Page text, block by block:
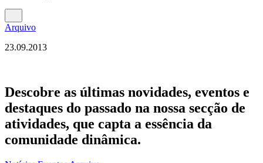
Arquivo
23.09.2013
Descobre as últimas novidades, eventos e
destaques do passado na nossa secção de
atividades, que capta a essência da
comunidade dinâmica.